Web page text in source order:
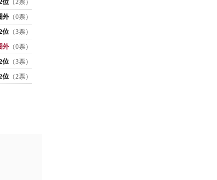
位 （2票）
外（0票）
位 （3票）
外（0票）
位 （3票）
位 （2票）